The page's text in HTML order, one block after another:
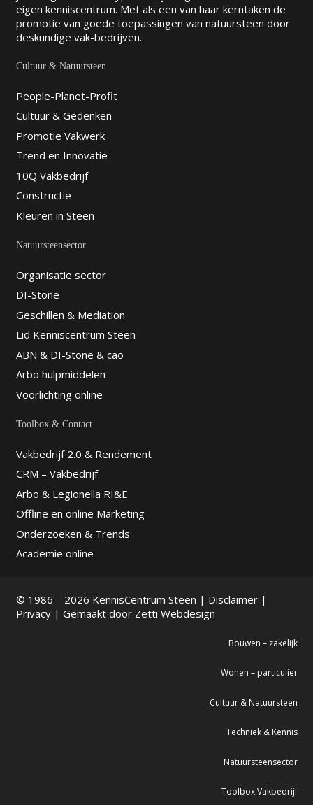
eigen kenniscentrum. Met als een van haar kerntaken de
promotie van goede toepassingen van natuursteen door
deskundige vak-bedrijven.
Cultuur & Natuursteen
People-Planet-Profit
Cultuur & Gedenken
Promotie Vakwerk
Trend en Innovatie
10Q Vakbedrijf
Constructie
Kleuren in Steen
Natuursteensector
Organisatie sector
DI-Stone
Geschillen & Mediation
Lid Kenniscentrum Steen
ABN & DI-Stone & cao
Arbo hulpmiddelen
Voorlichting online
Toolbox & Contact
Vakbedrijf 2.0 & Rendement
CRM – Vakbedrijf
Arbo & Legionella RI&E
Offline en online Marketing
Onderzoeken & Trends
Academie online
© 1986 – 2026 KennisCentrum Steen | Disclaimer|
Privacy| Gemaakt door Zetti Webdesign
Bouwen – zakelijk
Wonen – particulier
Cultuur & Natuursteen
Techniek & Kennis
Natuursteensector
Toolbox Vakbedrijf